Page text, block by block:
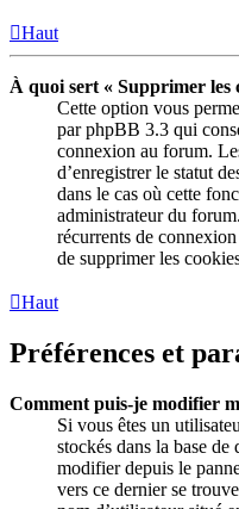
Haut
À quoi sert « Supprimer les
Cette option vous
par phpBB 3.3 qui
connexion au forum.
d’enregistrer le statut
dans le cas où cette
administrateur du
récurrents de
de supprimer les
Haut
Préférences et
Comment puis-je modifier
Si vous êtes un
stockés dans la base
modifier depuis le
vers ce dernier se